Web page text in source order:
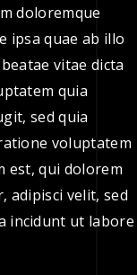
doloremque
ipsa quae ab illo
vitae dicta
quia
sed quia
voluptatem
est, qui dolorem
adipisci velit, sed
incidunt ut labore